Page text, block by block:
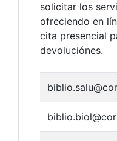
solicitar los
ofreciendo en
cita presencial
devoluciónes.